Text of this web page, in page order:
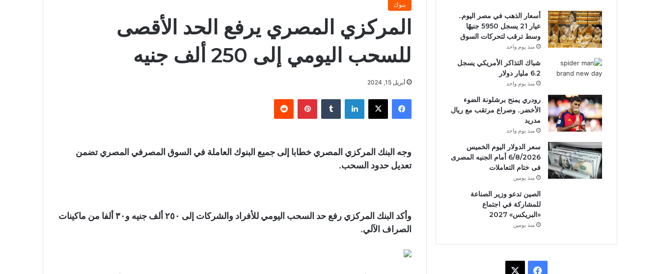
بنوك
المركزي المصري يرفع الحد الأقصى
للسحب اليومي إلى 250 ألف جنيه
أبريل 15, 2024
فيسبوك لينكدإن بينتيريست
وجه البنك المركزي المصري خطابا إلى جميع البنوك العاملة في السوق المصرفي المصري تضمن
تعديل حدود السحب.
وأكد البنك المركزي رفع حد السحب اليومي للأفراد والشركات إلى ٢٥٠ ألف جنيه و٣٠ ألفا من ماكينات
الصراف الآلي.
أسعار الذهب في مصر اليوم..
عيار 21 يسجل 5950 جنيهًا
وسط ترقب لتحركات السوق
منذ يوم واحد
شباك التذاكر الأمريكي يسجل
6.2 مليار دولار
منذ يوم واحد
رودري يمنح برشلونة الضوء
الأخضر.. وصراع مرتقب مع ريال
مدريد
منذ يوم واحد
سعر الدولار اليوم الخميس
6/8/2026 أمام الجنيه المصرى
فى ختام التعاملات
منذ يومين
الصين تدعو وزير الصناعة
للمشاركة في اجتماع
«البريكس» 2027
منذ يومين